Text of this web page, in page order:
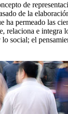
de
de la
ha permeado las
relaciona e integra
social; el